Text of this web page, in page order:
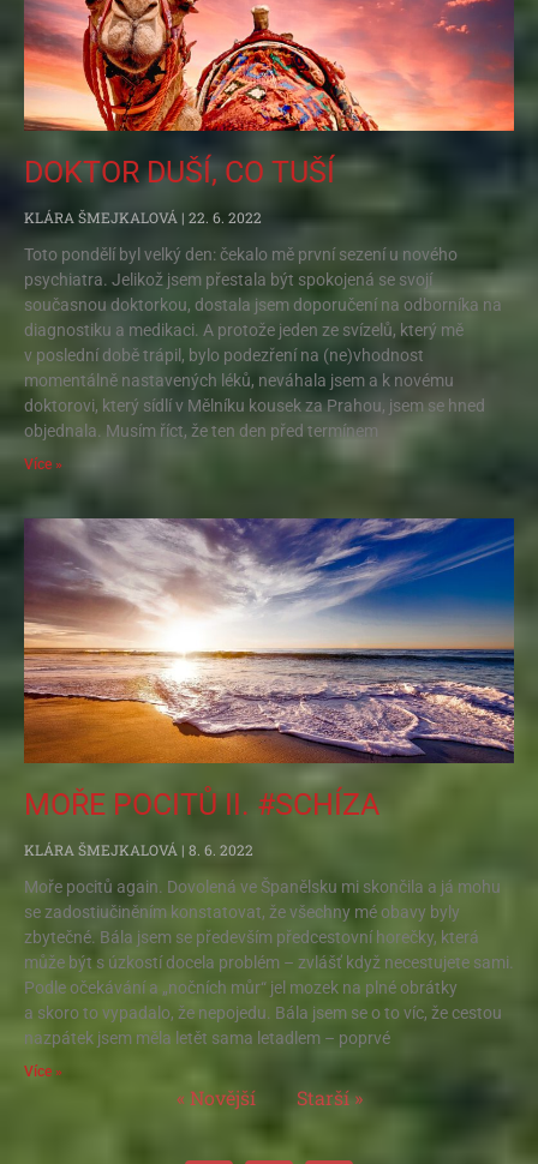
DOKTOR DUŠÍ, CO TUŠÍ
KLÁRA ŠMEJKALOVÁ
22. 6. 2022
Toto pondělí byl velký den: čekalo mě první sezení u nového
psychiatra. Jelikož jsem přestala být spokojená se svojí
současnou doktorkou, dostala jsem doporučení na odborníka na
diagnostiku a medikaci. A protože jeden ze svízelů, který mě
v poslední době trápil, bylo podezření na (ne)vhodnost
momentálně nastavených léků, neváhala jsem a k novému
doktorovi, který sídlí v Mělníku kousek za Prahou, jsem se hned
objednala. Musím říct, že ten den před termínem
Více »
MOŘE POCITŮ II. #SCHÍZA
KLÁRA ŠMEJKALOVÁ
8. 6. 2022
Moře pocitů again. Dovolená ve Španělsku mi skončila a já mohu
se zadostiučiněním konstatovat, že všechny mé obavy byly
zbytečné. Bála jsem se především předcestovní horečky, která
může být s úzkostí docela problém – zvlášť když necestujete sami.
Podle očekávání a „nočních můr“ jel mozek na plné obrátky
a skoro to vypadalo, že nepojedu. Bála jsem se o to víc, že cestou
nazpátek jsem měla letět sama letadlem – poprvé
Více »
« Novější Starší »